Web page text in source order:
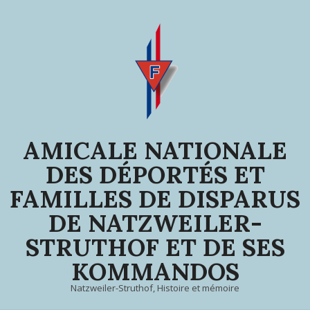
AMICALE NATIONALE
DES DÉPORTÉS ET
FAMILLES DE DISPARUS
DE NATZWEILER-
STRUTHOF ET DE SES
KOMMANDOS
Natzweiler-Struthof, Histoire et mémoire